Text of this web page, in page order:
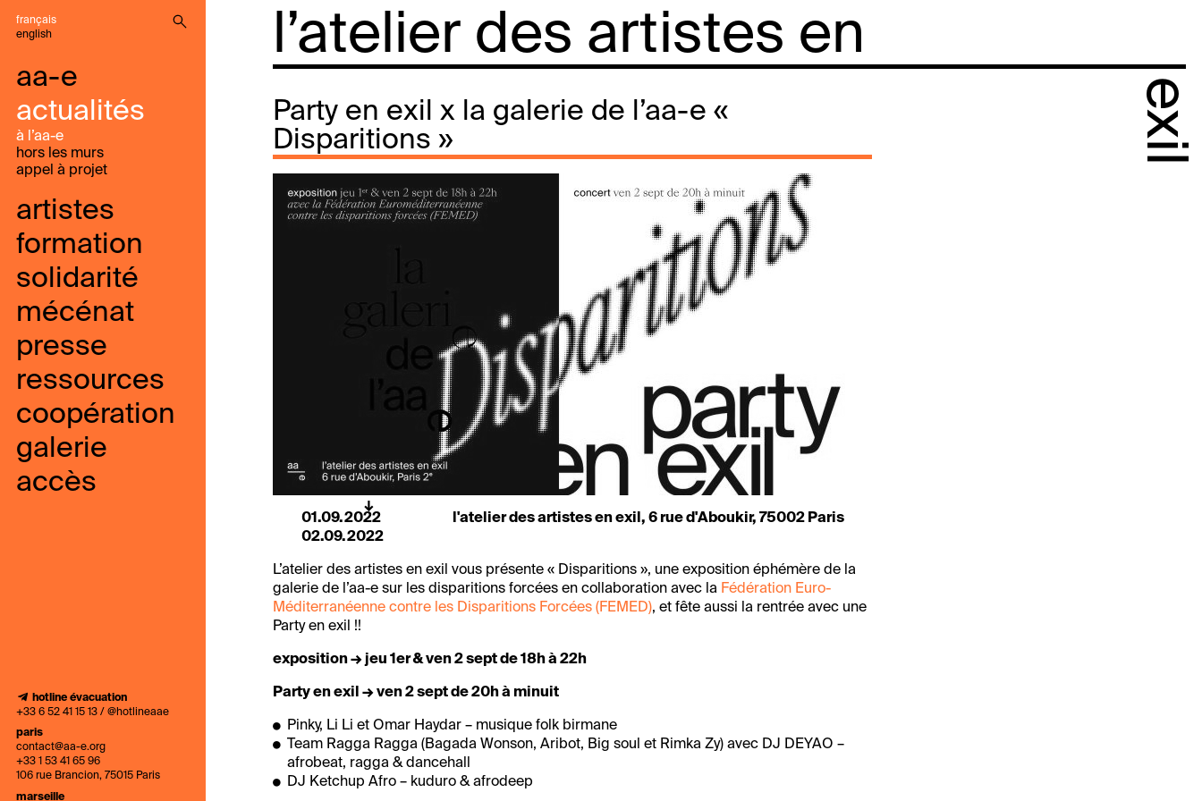
l’atelier des artistes en
français
english
aa-e
actualités
à l’aa-e
hors les murs
appel à projet
artistes
formation
solidarité
mécénat
presse
ressources
coopération
galerie
accès
hotline évacuation
+33 6 52 41 15 13 / @hotlineaae
paris
contact@aa-e.org
+33 1 53 41 65 96
106 rue Brancion, 75015 Paris
marseille
exil
Party en exil x la galerie de l’aa-e «
Disparitions »
01.09.2022
02.09.2022
l'atelier des artistes en exil, 6 rue d'Aboukir, 75002 Paris
L’atelier des artistes en exil vous présente « Disparitions », une exposition éphémère de la
galerie de l’aa-e sur les disparitions forcées en collaboration avec la Fédération Euro-
Méditerranéenne contre les Disparitions Forcées (FEMED), et fête aussi la rentrée avec une
Party en exil !!
exposition → jeu 1er & ven 2 sept de 18h à 22h
Party en exil → ven 2 sept de 20h à minuit
Pinky, Li Li et Omar Haydar – musique folk birmane
Team Ragga Ragga (Bagada Wonson, Aribot, Big soul et Rimka Zy) avec DJ DEYAO –
afrobeat, ragga & dancehall
DJ Ketchup Afro – kuduro & afrodeep